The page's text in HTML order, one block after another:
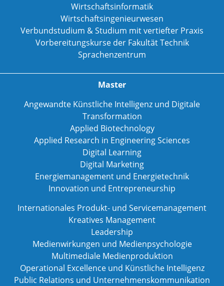
Wirtschaftsinformatik
Wirtschaftsingenieurwesen
Verbundstudium & Studium mit vertiefter Praxis
Vorbereitungskurse der Fakultät Technik
Sprachenzentrum
Master
Angewandte Künstliche Intelligenz und Digitale
Transformation
Applied Biotechnology
Applied Research in Engineering Sciences
Digital Learning
Digital Marketing
Energiemanagement und Energietechnik
Innovation und Entrepreneurship
Internationales Produkt- und Servicemanagement
Kreatives Management
Leadership
Medienwirkungen und Medienpsychologie
Multimediale Medienproduktion
Operational Excellence und Künstliche Intelligenz
Public Relations und Unternehmenskommunikation